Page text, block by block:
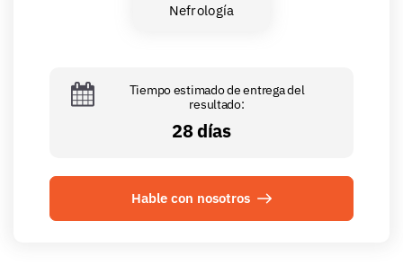
Nefrología
Hable con nosotros
Tiempo estimado de entrega del
resultado:
28 días